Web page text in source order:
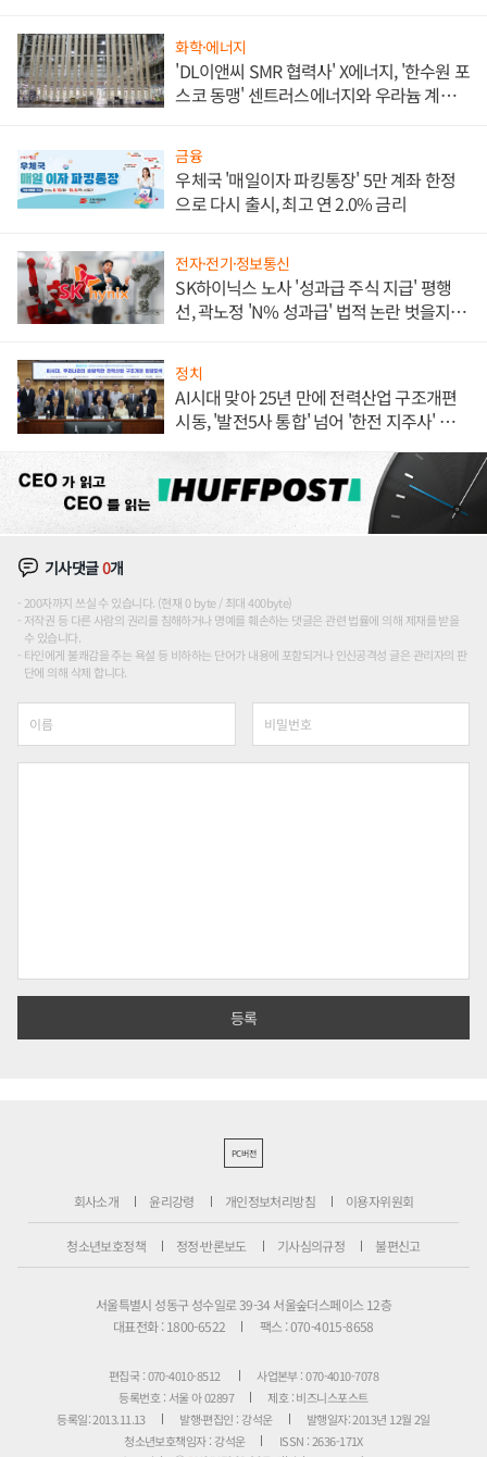
화학·에너지
'DL이앤씨 SMR 협력사' X에너지, '한수원 포
스코 동맹' 센트러스에너지와 우라늄 계약
금융
우체국 '매일이자 파킹통장' 5만 계좌 한정
으로 다시 출시, 최고 연 2.0% 금리
전자·전기·정보통신
SK하이닉스 노사 '성과급 주식 지급' 평행
선, 곽노정 'N% 성과급' 법적 논란 벗을지 주
정치
AI시대 맞아 25년 만에 전력산업 구조개편
시동, '발전5사 통합' 넘어 '한전 지주사' 재편
기사댓글0개
200자까지 쓰실 수 있습니다. (현재 0 byte / 최대 400byte)
저작권 등 다른 사람의 권리를 침해하거나 명예를 훼손하는 댓글은 관련 법률에 의해 제재를 받을
수 있습니다.
타인에게 불쾌감을 주는 욕설 등 비하하는 단어가 내용에 포함되거나 인신공격성 글은 관리자의 판
단에 의해 삭제 합니다.
PC버전
회사소개 윤리강령 개인정보처리방침 이용자위원회
청소년보호정책 정정·반론보도 기사심의규정 불편신고
서울특별시 성동구 성수일로 39-34 서울숲더스페이스 12층
대표전화 : 1800-6522
팩스 : 070-4015-8658
편집국 : 070-4010-8512
사업본부 : 070-4010-7078
등록번호 : 서울 아 02897
제호 : 비즈니스포스트
등록일: 2013.11.13
발행·편집인 : 강석운
발행일자: 2013년 12월 2일
청소년보호책임자 : 강석운
ISSN : 2636-171X